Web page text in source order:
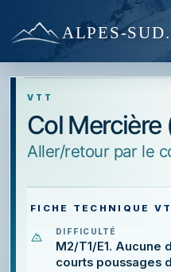
ALPES-SUD.
VTT
Col Mercière
aller/retour par le
FICHE TECHNIQUE
DIFFICULTÉ
M2/T1/E1. Aucune
courts poussages